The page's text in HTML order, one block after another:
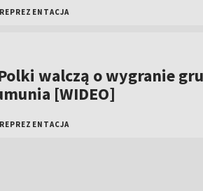
REPREZENTACJA
walczą o wygranie
[WIDEO]
REPREZENTACJA